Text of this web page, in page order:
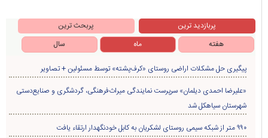
پربازدید ترین
پربحث ترین
هفته
ماه سال
پیگیری حل مشکلات اراضی روستای «کرف‌پشته» توسط مسئولین + تصاویر
«علیرضا احمدی دیلمان» سرپرست نمایندگی میراث‌فرهنگی، گردشگری و صنایع‌دستی
شهرستان سیاهکل شد
۹۹۰ متر از شبکه سیمی روستای لشکریان به کابل خودنگهدار ارتقاء یافت